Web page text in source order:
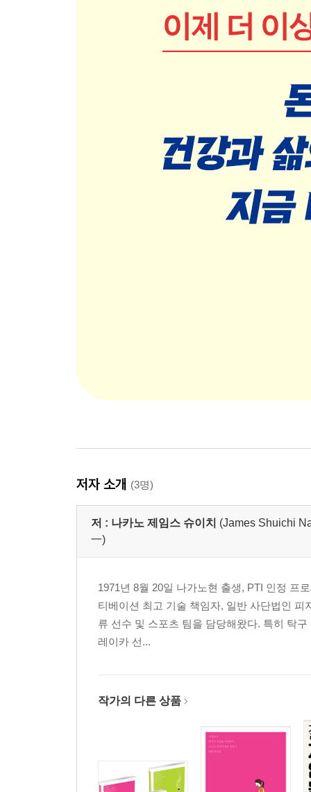
저자 소개 (3명)
저 : 나카노 제임스 슈이치 (James Shuichi
一)
1971년 8월 20일 나가노현 출생, PTI 인정 프
티베이션 최고 기술 책임자, 일반 사단법인 피
류 선수 및 스포츠 팀을 담당해왔다. 특히 탁
레이카 선...
작가의 다른 상품